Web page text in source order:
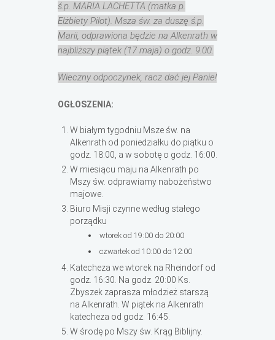
ś.p. MARIA LACHETTA (matka p.
Elżbiety Pilot). Msza św. za duszę ś.p.
Marii, odprawiona będzie na Alkenrath w
najbliższy piątek (17 maja) o godz. 9.00.
Wieczny odpoczynek, racz dać jej Panie!
OGŁOSZENIA:
W białym tygodniu Msze św. na
Alkenrath od poniedziałku do piątku o
godz. 18:00, a w sobotę o godz. 16:00.
W miesiącu maju na Alkenrath po
Mszy św. odprawiamy nabożeństwo
majowe.
Biuro Misji czynne według stałego
porządku
wtorek od 19:00 do 20:00
czwartek od 10:00 do 12:00
Katecheza we wtorek na Rheindorf od
godz. 16:30. Na godz. 20:00 Ks.
Zbyszek zaprasza młodzież starszą
na Alkenrath. W piątek na Alkenrath
katecheza od godz. 16:45.
W środę po Mszy św. Krąg Biblijny.